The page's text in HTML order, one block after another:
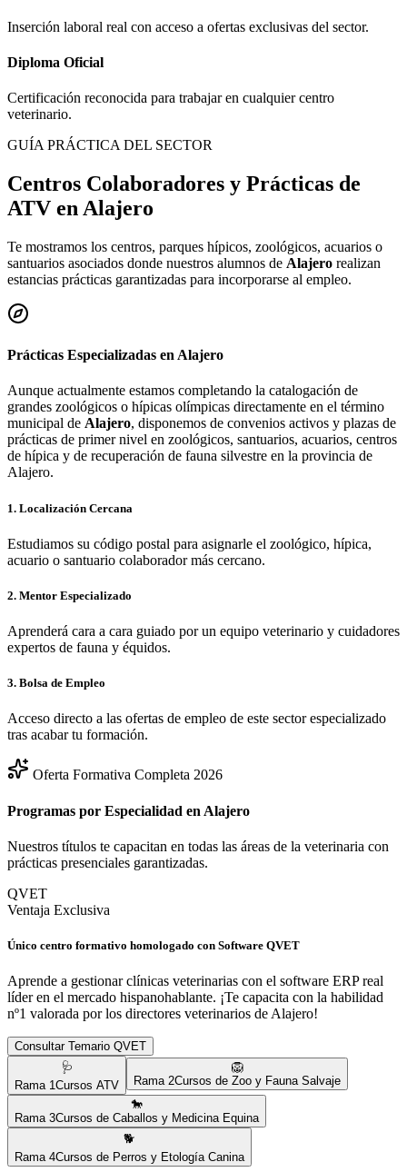
Inserción laboral real con acceso a ofertas exclusivas del sector.
Diploma Oficial
Certificación reconocida para trabajar en cualquier centro
veterinario.
GUÍA PRÁCTICA DEL SECTOR
Centros Colaboradores y Prácticas de
ATV en Alajero
Te mostramos los centros, parques hípicos, zoológicos, acuarios o
santuarios asociados donde nuestros alumnos de Alajero realizan
estancias prácticas garantizadas para incorporarse al empleo.
Prácticas Especializadas en Alajero
Aunque actualmente estamos completando la catalogación de
grandes zoológicos o hípicas olímpicas directamente en el término
municipal de Alajero, disponemos de convenios activos y plazas de
prácticas de primer nivel en zoológicos, santuarios, acuarios, centros
de hípica y de recuperación de fauna silvestre en la provincia de
Alajero.
1. Localización Cercana
Estudiamos su código postal para asignarle el zoológico, hípica,
acuario o santuario colaborador más cercano.
2. Mentor Especializado
Aprenderá cara a cara guiado por un equipo veterinario y cuidadores
expertos de fauna y équidos.
3. Bolsa de Empleo
Acceso directo a las ofertas de empleo de este sector especializado
tras acabar tu formación.
Oferta Formativa Completa 2026
Programas por Especialidad en Alajero
Nuestros títulos te capacitan en todas las áreas de la veterinaria con
prácticas presenciales garantizadas.
QVET
Ventaja Exclusiva
Único centro formativo homologado con Software QVET
Aprende a gestionar clínicas veterinarias con el software ERP real
líder en el mercado hispanohablante. ¡Te capacita con la habilidad
nº1 valorada por los directores veterinarios de Alajero!
Consultar Temario QVET
🩺
Rama 1Cursos ATV
🦁
Rama 2Cursos de Zoo y Fauna Salvaje
🐎
Rama 3Cursos de Caballos y Medicina Equina
🐕
Rama 4Cursos de Perros y Etología Canina